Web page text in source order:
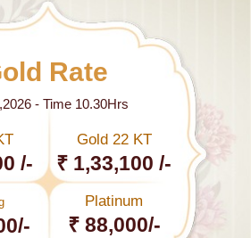
Rate
- Time 10.30Hrs
/-
Gold 22 KT
₹ 1,33,100 /-
Platinum
₹ 88,000/-